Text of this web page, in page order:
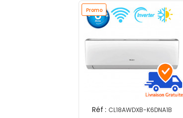
Promo
Réf : CL18AWDXB-K6DNA1B